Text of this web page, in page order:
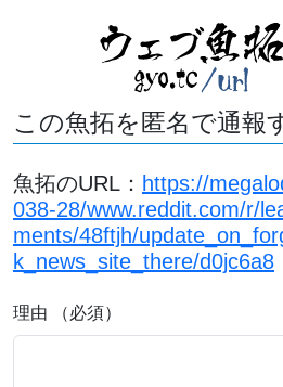
この魚拓を匿名で通報
魚拓のURL： https://
038-28/www.reddit.com/r/
ments/48ftjh/
k_news_site_there/d0jc6a8
理由 （必須）